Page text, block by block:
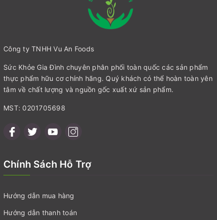
Công ty TNHH Vu An Foods
Sức Khỏe Gia Đình chuyên phân phối toàn quốc các sản phẩm
thực phẩm hữu cơ chính hãng. Quý khách có thể hoàn toàn yên
tâm về chất lượng và nguồn gốc xuất xứ sản phẩm.
MST: 0201705698
Chính Sách Hỗ Trợ
Hướng dẫn mua hàng
Hướng dẫn thanh toán